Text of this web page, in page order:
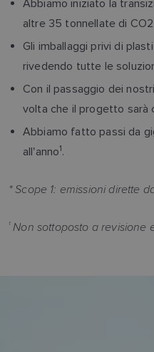
Abbiamo iniziato la
altre 35 tonnellate di
Gli imballaggi privi di
rivedendo tutte le
Con il passaggio dei
volta che il progetto sarà
Abbiamo fatto passi da
all'anno1.
* Scope 1: emissioni dirette
1Non sottoposto a revisione